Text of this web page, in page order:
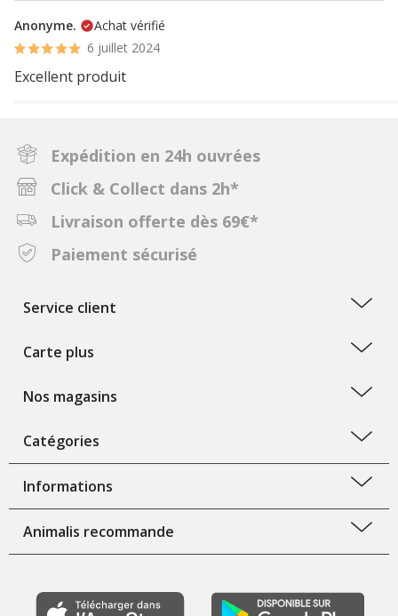
Anonyme.
Achat vérifié
6 juillet 2024
Excellent produit
Expédition en 24h ouvrées
Click & Collect dans 2h*
Livraison offerte dès 69€*
Paiement sécurisé
Service client
Carte plus
Nos magasins
Catégories
Informations
Animalis recommande